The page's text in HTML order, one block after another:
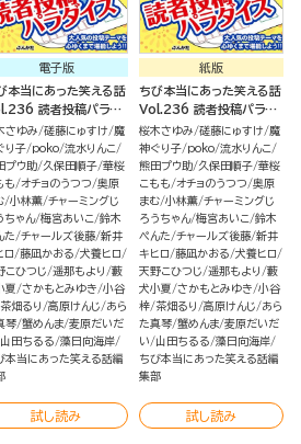
電子版
本当にあった笑える話
読者投稿パラダ
さゆみ 磋藤にゅすけ 魔
り子 poko 流水りんこ
プウ助
久保田順子 華桜
も
オチョのうつつ 奥原
小林薫 チャーミングじ
ちゃん 梅宮あいこ 鈴木
た
チャールズ後藤 新井
ロ
藤凪かおる 犬養ヒロ
こひつじ 遥那もより
藪
夏 さかもとみゆき 小谷
茶畑るり 高原けんじ
あら
琴 蟹めんま 麦原だいだ
山田ちるる 藻日向海岸
本当にあった笑える話編
試し読み
紙版
ちび本当にあった笑える話
Vol.236 読者投稿パラダ
イス
桜木さゆみ 磋藤にゅすけ 魔
神ぐり子 poko 流水りんこ
熊田プウ助 久保田順子 華桜
こもも オチョのうつつ 奥原
まむ 小林薫 チャーミングじ
ろうちゃん 梅宮あいこ 鈴木
ぺんた チャールズ後藤 新井
キヒロ 藤凪かおる 犬養ヒロ
天野こひつじ 遥那もより
藪
犬小夏 さかもとみゆき 小谷
梓 茶畑るり 高原けんじ
あら
た真琴 蟹めんま 麦原だいだ
い
山田ちるる 藻日向海岸
ちび本当にあった笑える話編
集部
試し読み